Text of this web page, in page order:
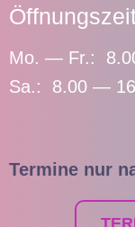
Mo. — Fr.:
Sa.: 8.00 —
Termine nur